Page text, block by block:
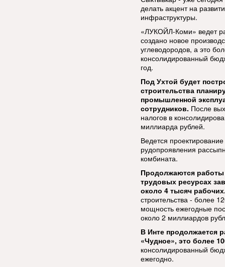
делать акцент на
инфраструктуры.
«ЛУКОЙЛ-Коми» ведет
создано новое
углеводородов, а это
консолидированный
год.
Под Ухтой будет
строительства
промышленной
сотрудников. После
налогов в
миллиарда рублей.
Ведется
рудопроявления
комбината.
Продолжаются работы
трудовых ресурсах
около 4 тысяч
строительства - более
мощность ежегодные
около 2 миллиардов
В Инте продолжается
«Чудное», это более
консолидированный
ежегодно.